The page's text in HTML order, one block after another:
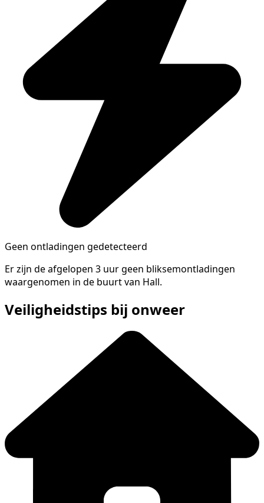
Geen ontladingen gedetecteerd
Er zijn de afgelopen 3 uur geen bliksemontladingen
waargenomen in de buurt van Hall.
Veiligheidstips bij onweer